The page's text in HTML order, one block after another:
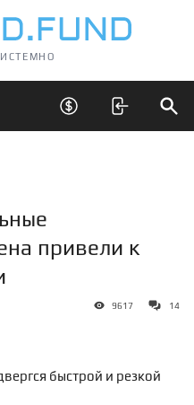
Открыть скрытые
привели к
9617 14
быстрой и резкой